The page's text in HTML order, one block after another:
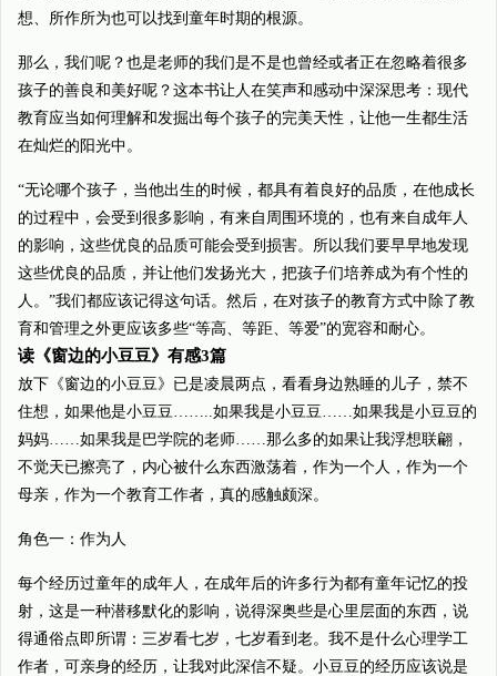
想、所作所为也可以找到童年时期的根源。
那么，我们呢？也是老师的我们是不是也曾经或者正在忽略着很多
孩子的善良和美好呢？这本书让人在笑声和感动中深深思考：现代
教育应当如何理解和发掘出每个孩子的完美天性，让他一生都生活
在灿烂的阳光中。
“无论哪个孩子，当他出生的时候，都具有着良好的品质，在他成长
的过程中，会受到很多影响，有来自周围环境的，也有来自成年人
的影响，这些优良的品质可能会受到损害。所以我们要早早地发现
这些优良的品质，并让他们发扬光大，把孩子们培养成为有个性的
人。”我们都应该记得这句话。然后，在对孩子的教育方式中除了教
育和管理之外更应该多些“等高、等距、等爱”的宽容和耐心。
读《窗边的小豆豆》有感3篇
放下《窗边的小豆豆》已是凌晨两点，看看身边熟睡的儿子，禁不
住想，如果他是小豆豆……..如果我是小豆豆……如果我是小豆豆的
妈妈……如果我是巴学院的老师……那么多的如果让我浮想联翩，
不觉天已擦亮了，内心被什么东西激荡着，作为一个人，作为一个
母亲，作为一个教育工作者，真的感触颇深。
角色一：作为人
每个经历过童年的成年人，在成年后的许多行为都有童年记忆的投
射，这是一种潜移默化的影响，说得深奥些是心里层面的东西，说
得通俗点即所谓：三岁看七岁，七岁看到老。我不是什么心理学工
作者，可亲身的经历，让我对此深信不疑。小豆豆的经历应该说是